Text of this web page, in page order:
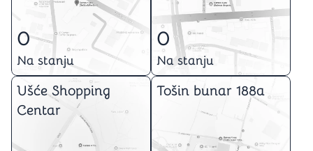
0
Na stanju
0
Na stanju
Ušće Shopping
Centar
Tošin bunar 188a